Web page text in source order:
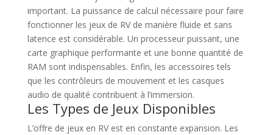
important. La puissance de calcul nécessaire pour faire
fonctionner les jeux de RV de manière fluide et sans
latence est considérable. Un processeur puissant, une
carte graphique performante et une bonne quantité de
RAM sont indispensables. Enfin, les accessoires tels
que les contrôleurs de mouvement et les casques
audio de qualité contribuent à l’immersion.
Les Types de Jeux Disponibles
L’offre de jeux en RV est en constante expansion. Les